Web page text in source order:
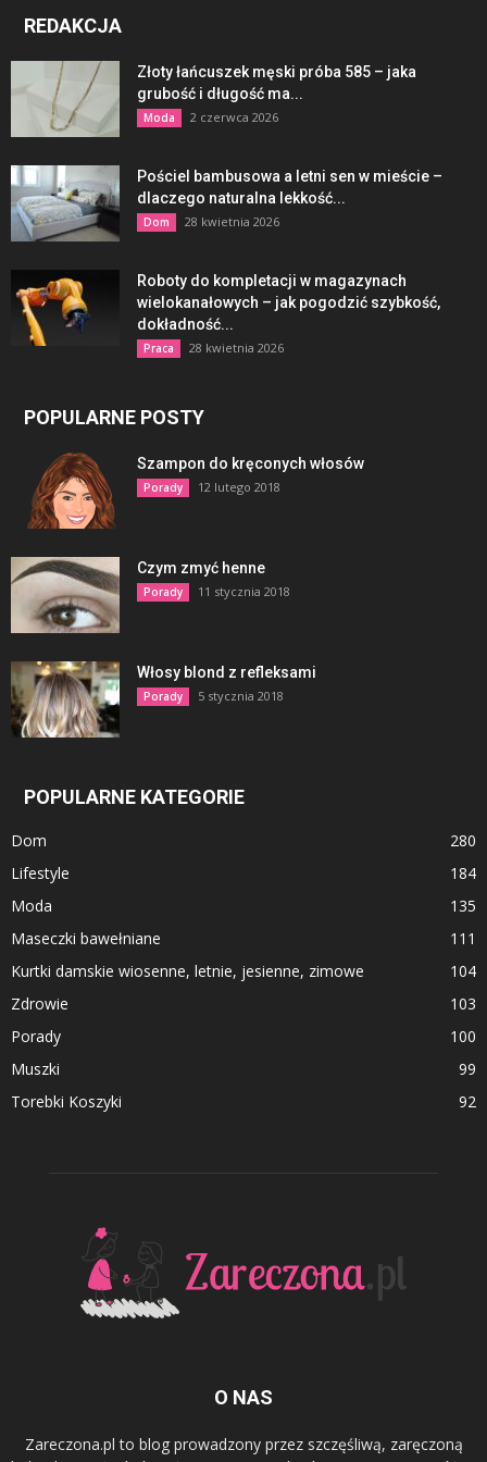
REDAKCJA
Złoty łańcuszek męski próba 585 – jaka
grubość i długość ma...
Moda 2 czerwca 2026
Pościel bambusowa a letni sen w mieście –
dlaczego naturalna lekkość...
Dom 28 kwietnia 2026
Roboty do kompletacji w magazynach
wielokanałowych – jak pogodzić szybkość,
dokładność...
Praca 28 kwietnia 2026
POPULARNE POSTY
Szampon do kręconych włosów
Porady 12 lutego 2018
Czym zmyć henne
Porady 11 stycznia 2018
Włosy blond z refleksami
Porady 5 stycznia 2018
POPULARNE KATEGORIE
Dom
280
Lifestyle
184
Moda
135
Maseczki bawełniane
111
Kurtki damskie wiosenne, letnie, jesienne, zimowe
104
Zdrowie
103
Porady
100
Muszki
99
Torebki Koszyki
92
O NAS
Zareczona.pl to blog prowadzony przez szczęśliwą, zaręczoną